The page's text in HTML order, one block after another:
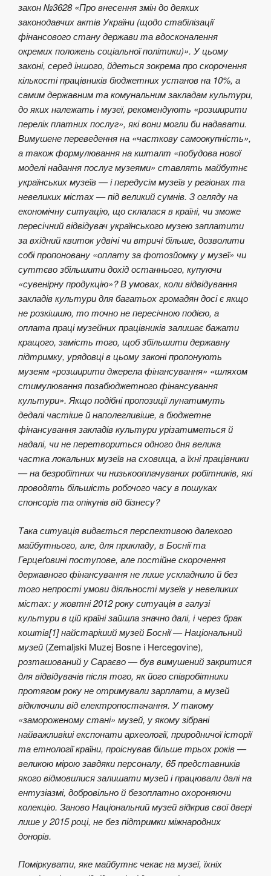
закон №3628 «Про внесення змін до деяких
законодавчих актів України (щодо стабілізації
фінансового стану держави та вдосконалення
окремих положень соціальної політики)». У цьому
законі, серед іншого, йдеться зокрема про скорочення
кількості працівників бюджетних установ на 10%, а
самим державним та комунальним закладам культури,
до яких належать і музеї, рекомендують «розширити
перелік платних послуг», які вони могли би надавати.
Вимушене переведення на «часткову самоокупність»,
а також формулювання на кшталт «побудова нової
моделі надання послуг музеями» ставлять майбутнє
українських музеїв — і передусім музеїв у регіонах та
невеликих містах — під великий сумнів. З огляду на
економічну ситуацію, що склалася в країні, чи зможе
пересічний відвідувач українського музею заплатити
за вхідний квиток удвічі чи втричі більше, дозволити
собі пропоновану «оплату за фотозйомку у музеї» чи
суттєво збільшити дохід останнього, купуючи
«сувенірну продукцію»? В умовах, коли відвідування
закладів культури для багатьох громадян досі є якщо
не розкішшю, то точно не пересічною подією, а
оплата праці музейних працівників залишає бажати
кращого, замість того, щоб збільшити державну
підтримку, урядовці в цьому законі пропонують
музеям «розширити джерела фінансування» «шляхом
стимулювання позабюджетного фінансування
культури». Якщо подібні пропозиції лунатимуть
дедалі частіше й наполегливіше, а бюджетне
фінансування закладів культури урізатиметься й
надалі, чи не перетвориться одного дня велика
частка локальних музеїв на сховища, а їхні працівники
— на безробітних чи низькооплачуваних робітників, які
проводять більшість робочого часу в пошуках
спонсорів та опікунів від бізнесу?
Така ситуація видається перспективою далекого
майбутнього, але, для прикладу, в Боснії та
Герцеґовині поступове, але постійне скорочення
державного фінансування не лише ускладнило й без
того непрості умови діяльності музеїв у невеликих
містах: у жовтні 2012 року ситуація в галузі
культури в цій країні зайшла значно далі, і через брак
коштів[1] найстаріший музей Боснії — Національний
музей (Zemaljski Muzej Bosne i Hercegovine),
розташований у Сараєво — був вимушений закритися
для відвідувачів після того, як його співробітники
протягом року не отримували зарплати, а музей
відключили від електропостачання. У такому
«замороженому стані» музей, у якому зібрані
найважливіші експонати археології, природничої історії
та етнології країни, проіснував більше трьох років —
великою мірою завдяки персоналу, 65 представників
якого відмовилися залишати музей і працювали далі на
ентузіазмі, добровільно й безоплатно охороняючи
колекцію. Заново Національний музей відкрив свої двері
лише у 2015 році, не без підтримки міжнародних
донорів.
Поміркувати, яке майбутнє чекає на музеї, їхніх